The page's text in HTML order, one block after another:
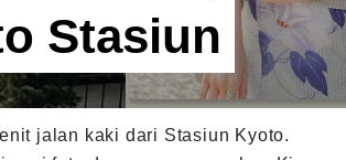
Stasiun
jalan kaki dari Stasiun Kyoto.